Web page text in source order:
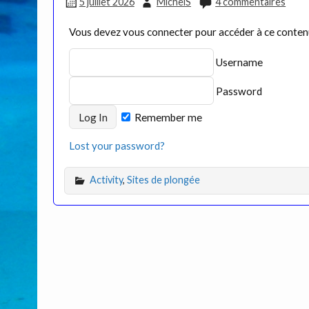
Vous devez vous connecter pour accéder à ce
Username
Password
Remember me
Lost your password?
Activity,Sites de plongée